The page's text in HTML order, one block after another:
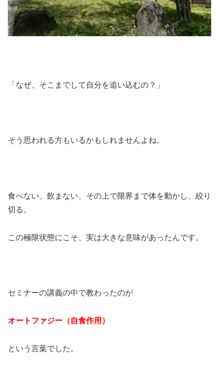
「なぜ、そこまでして自分を追い込むの？」
そう思われる方もいるかもしれませんよね。
食べない、飲まない、その上で限界まで体を動かし、絞り
切る。
この極限状態にこそ、実は大きな意味があったんです。
セミナーの講義の中で教わったのが
オートファジー（自食作用）
という言葉でした。